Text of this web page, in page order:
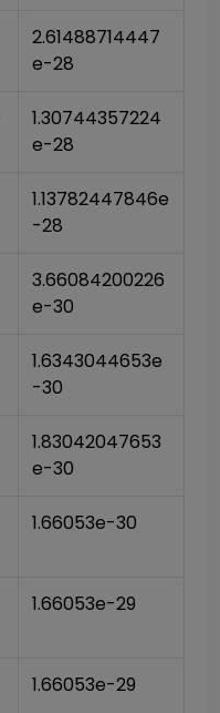
2.61488714447
e-28
1.30744357224
e-28
1.13782447846e
-28
3.66084200226
e-30
1.6343044653e
-30
1.83042047653
e-30
1.66053e-30
1.66053e-29
1.66053e-29